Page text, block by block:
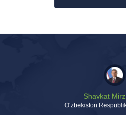
Shavkat
Oʻzbekiston